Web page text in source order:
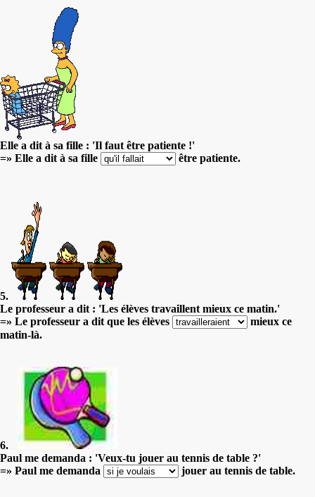
Elle a dit à sa fille : 'Il faut être patiente !'
=» Elle a dit à sa fille
être patiente.
5.
Le professeur a dit : 'Les élèves travaillent mieux ce matin.'
=» Le professeur a dit que les élèves
mieux ce
matin-là.
6.
Paul me demanda : 'Veux-tu jouer au tennis de table ?'
=» Paul me demanda
jouer au tennis de table.